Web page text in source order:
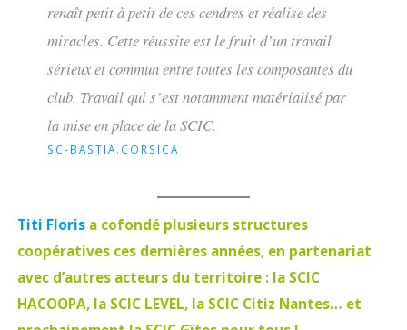
renaît petit à petit de ces cendres et réalise des
miracles. Cette réussite est le fruit d’un travail
sérieux et commun entre toutes les composantes du
club. Travail qui s’est notamment matérialisé par
la mise en place de la SCIC.
SC-BASTIA.CORSICA
Titi Floris a cofondé plusieurs structures
coopératives ces dernières années, en partenariat
avec d’autres acteurs du territoire : la SCIC
HACOOPA, la SCIC LEVEL, la SCIC Citiz Nantes… et